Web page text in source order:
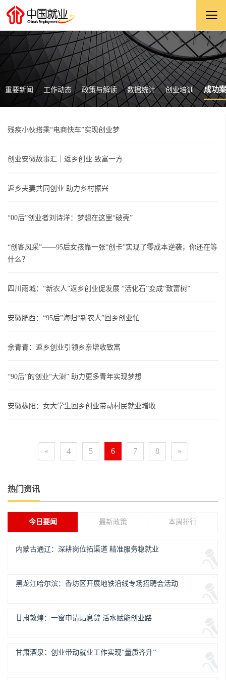
重要新闻 工作动态 政策与解读 数据统计 创业培训 成功
残疾小伙搭乘“电商快车”实现创业梦
创业安徽故事汇｜返乡创业 致富一方
返乡夫妻共同创业 助力乡村振兴
“00后”创业者刘诗洋：梦想在这里“破壳”
“创客风采”——95后女孩靠一张“创卡”实现了零成本逆袭，你还在等
什么？
四川雨城：“新农人”返乡创业促发展 “活化石”变成“致富树”
安徽肥西：“95后”海归“新农人”回乡创业忙
余青青：返乡创业引领乡亲增收致富
“90后”的创业“大澍” 助力更多青年实现梦想
安徽枞阳：女大学生回乡创业带动村民就业增收
« 4 5 6 7 8 »
热门资讯
今日要闻 最新政策 本周排行
内蒙古通辽：深耕岗位拓渠道 精准服务稳就业
黑龙江哈尔滨：香坊区开展地铁沿线专场招聘会活动
甘肃敦煌：一窗申请贴息贷 活水赋能创业路
甘肃酒泉：创业带动就业工作实现“量质齐升”